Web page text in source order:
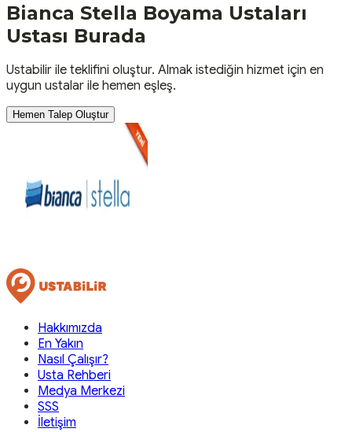
Bianca Stella Boyama Ustaları
Ustası Burada
Ustabilir ile teklifini oluştur. Almak istediğin hizmet için en
uygun ustalar ile hemen eşleş.
Hemen Talep Oluştur
Hakkımızda
En Yakın
Nasıl Çalışır?
Usta Rehberi
Medya Merkezi
SSS
İletişim